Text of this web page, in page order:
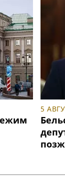
5